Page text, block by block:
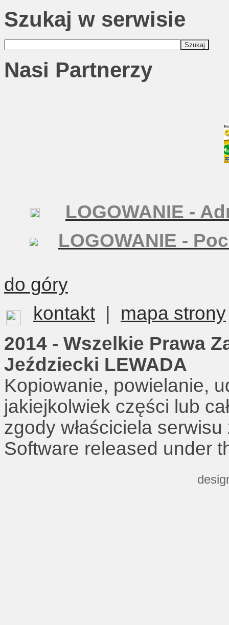
Szukaj w serwisie
Nasi Partnerzy
LOGOWANIE -
LOGOWANIE -
do góry
kontakt
mapa strony
2014 - Wszelkie Prawa
Jeździecki LEWADA
Kopiowanie, powielanie,
jakiejkolwiek części lub
zgody właściciela
Software released under